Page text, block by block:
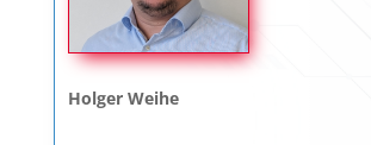
Holger Weihe